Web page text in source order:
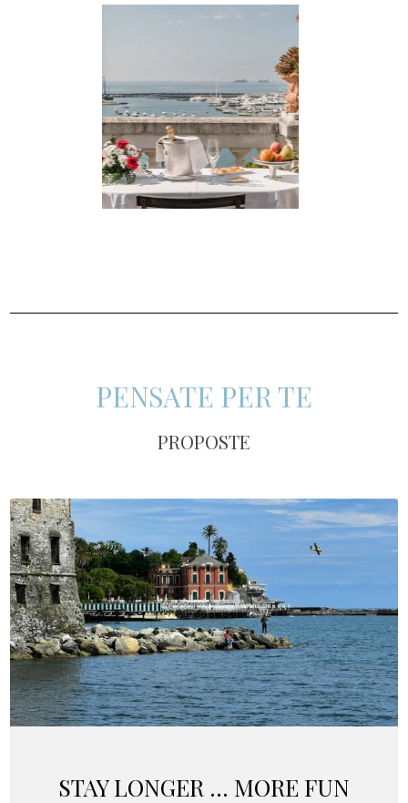
PENSATE PER TE
PROPOSTE
STAY LONGER ... MORE FUN